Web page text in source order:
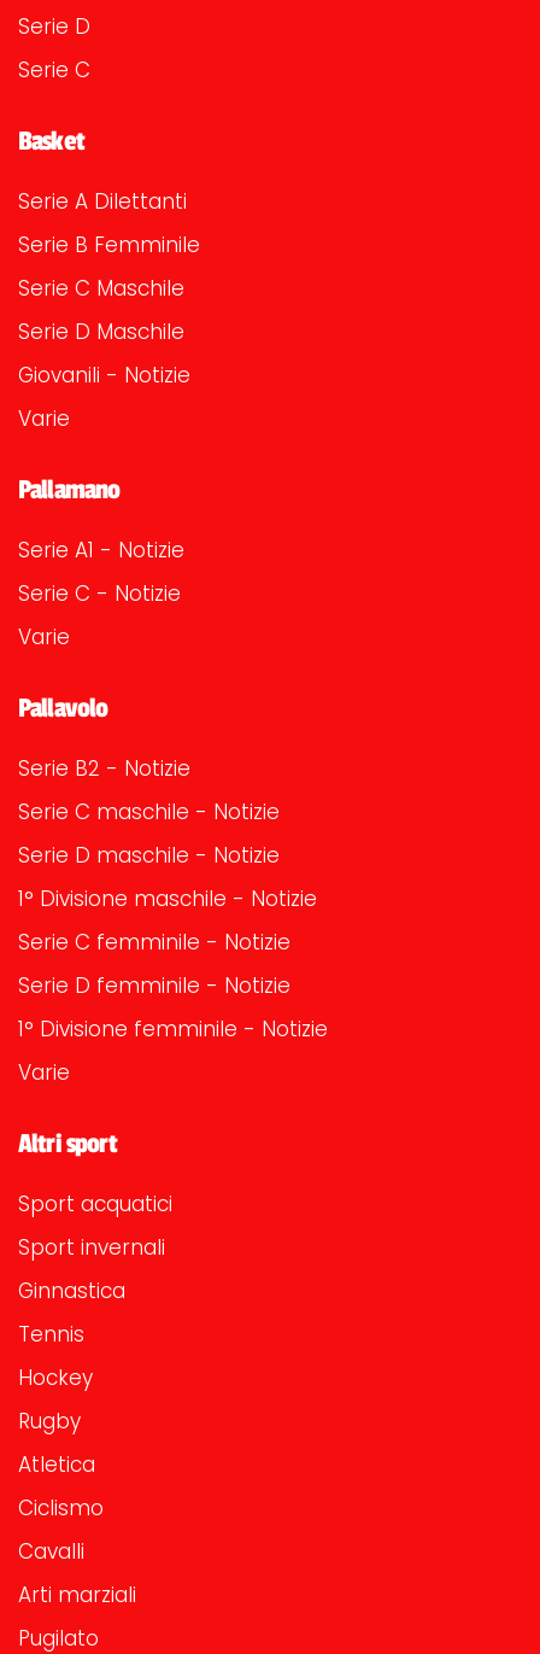
Serie D
Serie C
Basket
Serie A Dilettanti
Serie B Femminile
Serie C Maschile
Serie D Maschile
Giovanili - Notizie
Varie
Pallamano
Serie A1 - Notizie
Serie C - Notizie
Varie
Pallavolo
Serie B2 - Notizie
Serie C maschile - Notizie
Serie D maschile - Notizie
1° Divisione maschile - Notizie
Serie C femminile - Notizie
Serie D femminile - Notizie
1° Divisione femminile - Notizie
Varie
Altri sport
Sport acquatici
Sport invernali
Ginnastica
Tennis
Hockey
Rugby
Atletica
Ciclismo
Cavalli
Arti marziali
Pugilato